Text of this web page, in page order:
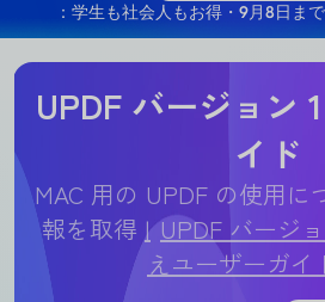
：学生も社会人もお得・9月8日まで
UPDF バージョン
イド
MAC 用の UPDF の使用に
報を取得
UPDF バージ
えユーザーガイ